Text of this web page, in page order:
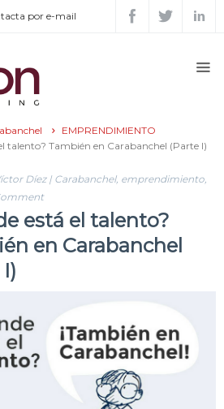
por e-mail
EMPRENDIMIENTO
talento? También en Carabanchel (Parte I)
Díez| Carabanchel, emprendimiento,
está el talento?
en Carabanchel